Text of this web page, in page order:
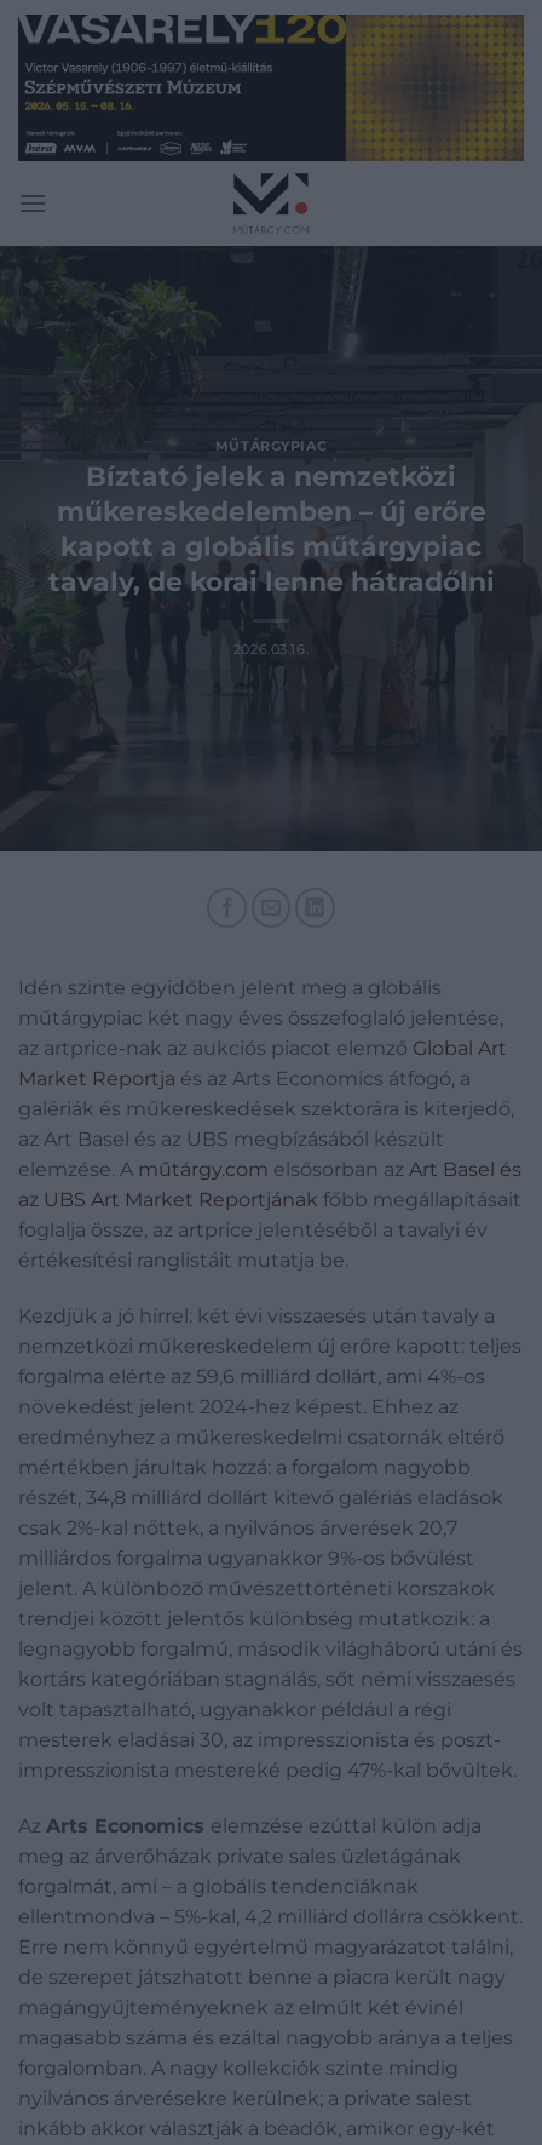
Skip
content
MŰTÁRGYPIAC
Bíztató jelek a nemzetközi
műkereskedelemben – új erőre
kapott a globális műtárgypiac
tavaly, de korai lenne hátradőlni
2026.03.16.
Idén szinte egyidőben jelent meg a globális
műtárgypiac két nagy éves összefoglaló jelentése,
az artprice-nak az aukciós piacot elemző Global Art
Market Reportja és az Arts Economics átfogó, a
galériák és műkereskedések szektorára is kiterjedő,
az Art Basel és az UBS megbízásából készült
elemzése. A műtárgy.com elsősorban az Art Basel és
az UBS Art Market Reportjának főbb megállapításait
foglalja össze, az artprice jelentéséből a tavalyi év
értékesítési ranglistáit mutatja be.
Kezdjük a jó hírrel: két évi visszaesés után tavaly a
nemzetközi műkereskedelem új erőre kapott: teljes
forgalma elérte az 59,6 milliárd dollárt, ami 4%-os
növekedést jelent 2024-hez képest. Ehhez az
eredményhez a műkereskedelmi csatornák eltérő
mértékben járultak hozzá: a forgalom nagyobb
részét, 34,8 milliárd dollárt kitevő galériás eladások
csak 2%-kal nőttek, a nyilvános árverések 20,7
milliárdos forgalma ugyanakkor 9%-os bővülést
jelent. A különböző művészettörténeti korszakok
trendjei között jelentős különbség mutatkozik: a
legnagyobb forgalmú, második világháború utáni és
kortárs kategóriában stagnálás, sőt némi visszaesés
volt tapasztalható, ugyanakkor például a régi
mesterek eladásai 30, az impresszionista és poszt-
impresszionista mestereké pedig 47%-kal bővültek.
Az Arts Economics elemzése ezúttal külön adja
meg az árverőházak private sales üzletágának
forgalmát, ami – a globális tendenciáknak
ellentmondva – 5%-kal, 4,2 milliárd dollárra csökkent.
Erre nem könnyű egyértelmű magyarázatot találni,
de szerepet játszhatott benne a piacra került nagy
magángyűjteményeknek az elmúlt két évinél
magasabb száma és ezáltal nagyobb aránya a teljes
forgalomban. A nagy kollekciók szinte mindig
nyilvános árverésekre kerülnek; a private salest
inkább akkor választják a beadók, amikor egy-két